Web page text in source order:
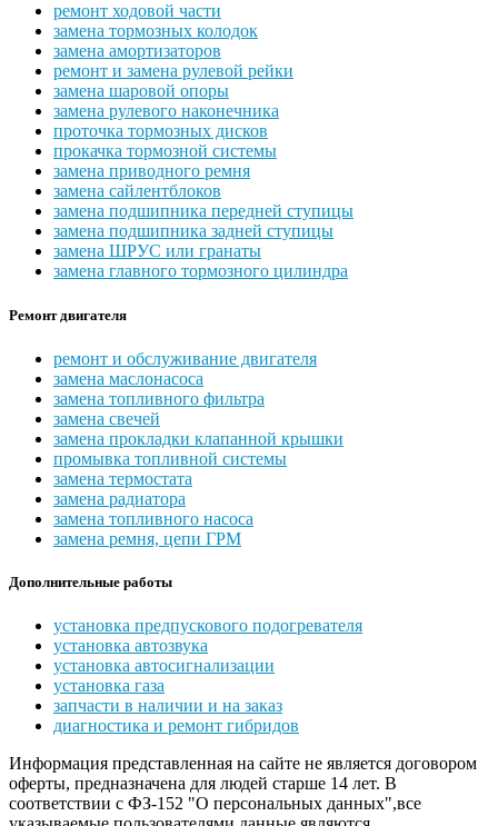
ремонт ходовой части
замена тормозных колодок
замена амортизаторов
ремонт и замена рулевой рейки
замена шаровой опоры
замена рулевого наконечника
проточка тормозных дисков
прокачка тормозной системы
замена приводного ремня
замена сайлентблоков
замена подшипника передней ступицы
замена подшипника задней ступицы
замена ШРУС или гранаты
замена главного тормозного цилиндра
Ремонт двигателя
ремонт и обслуживание двигателя
замена маслонасоса
замена топливного фильтра
замена свечей
замена прокладки клапанной крышки
промывка топливной системы
замена термостата
замена радиатора
замена топливного насоса
замена ремня, цепи ГРМ
Дополнительные работы
установка предпускового подогревателя
установка автозвука
установка автосигнализации
установка газа
запчасти в наличии и на заказ
диагностика и ремонт гибридов
Информация представленная на сайте не является договором
оферты, предназначена для людей старше 14 лет. В
соответствии с ФЗ-152 "О персональных данных",все